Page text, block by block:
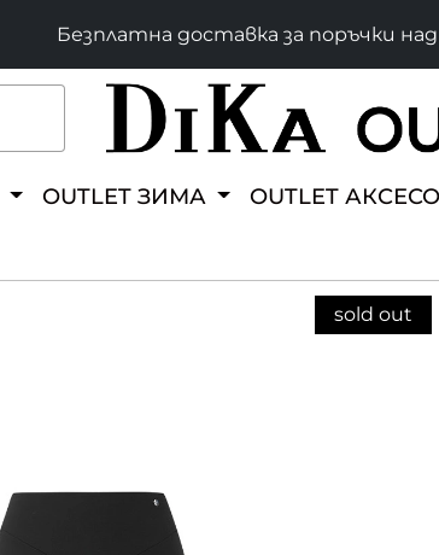
Безплатна доставка за поръчки над
OUTLET ЗИМА OUTLET
sold out